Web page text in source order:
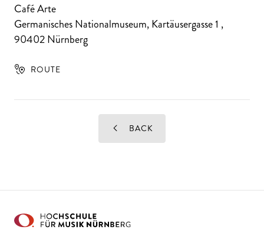
Café Arte
Germanisches Nationalmuseum, Kartäusergasse 1 ,
90402Nürnberg
ROUTE
BACK